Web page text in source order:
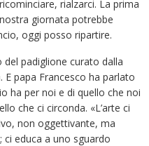
rialzarci. La prima
giornata potrebbe
oggi posso ripartire.
del padiglione curato dalla
E papa Francesco ha parlato
ha per noi e di quello che noi
che ci circonda. «L’arte ci
non oggettivante, ma
educa a uno sguardo